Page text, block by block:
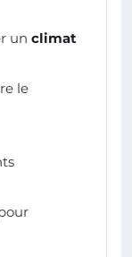
un climat
le